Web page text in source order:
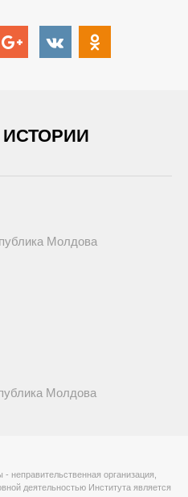
Молдова
Молдова
неправительственная организация,
деятельностью Института является